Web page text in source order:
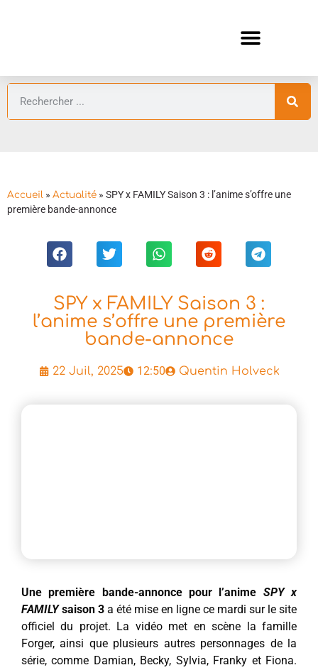
Accueil » Actualité » SPY x FAMILY Saison 3 : l’anime s’offre une
première bande-annonce
SPY x FAMILY Saison 3 :
l’anime s’offre une première
bande-annonce
22 Juil, 2025 12:50 Quentin Holveck
Une première bande-annonce pour l’anime SPY x
FAMILYsaison 3 a été mise en ligne ce mardi sur le site
officiel du projet. La vidéo met en scène la famille
Forger, ainsi que plusieurs autres personnages de la
série, comme Damian, Becky, Sylvia, Franky et Fiona.